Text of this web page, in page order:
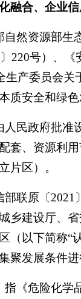
融合、企业
然资源部生
220号）、
生产委员会
质安全和绿
民政府批准
套、资源利
片区）。
联原〔2021
乡建设厅、
（以下简称
聚发展条件
《危险化学